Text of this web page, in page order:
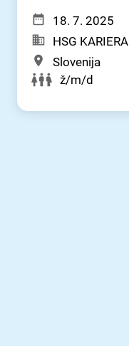
18. 7. 2025
HSG KARIERA
Slovenija
ž/m/d